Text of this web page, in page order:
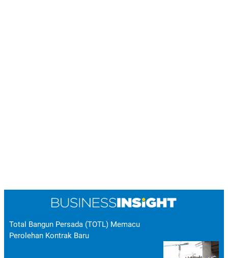
Total Bangun Persada (TOTL) Memacu
Perolehan Kontrak Baru